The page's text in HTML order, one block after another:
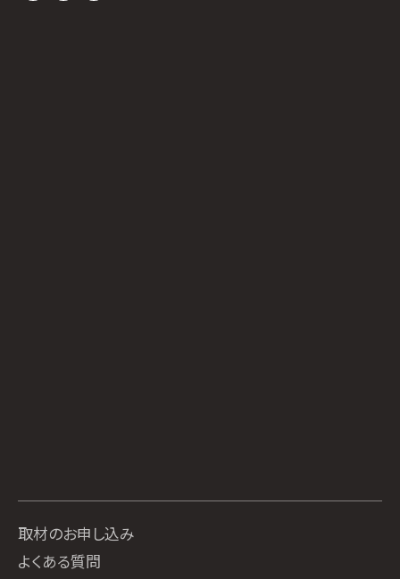
取材のお申し込み
よくある質問